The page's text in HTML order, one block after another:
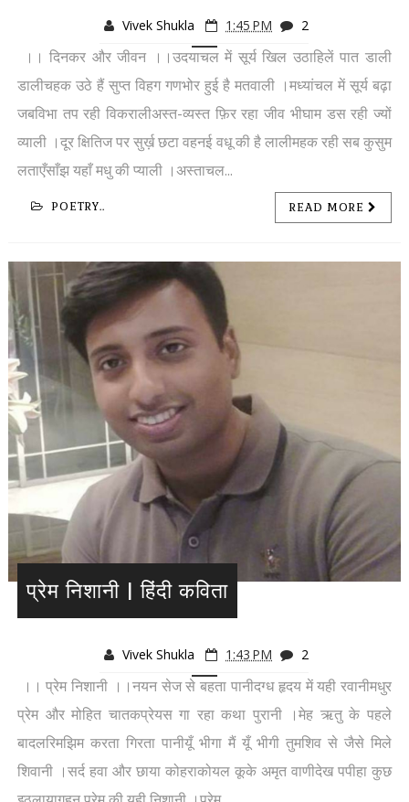
Vivek Shukla 1:45 PM 2
।। दिनकर और जीवन ।।उदयाचल में सूर्य खिल उठाहिलें पात डाली
डालीचहक उठे हैं सुप्त विहग गणभोर हुई है मतवाली ।मध्यांचल में सूर्य बढ़ा
जबविभा तप रही विकरालीअस्त-व्यस्त फ़िर रहा जीव भीघाम डस रही ज्यों
व्याली ।दूर क्षितिज पर सुर्ख़ छटा वहनई वधू की है लालीमहक रही सब कुसुम
लताएँसाँझ यहाँ मधु की प्याली ।अस्ताचल...
POETRY.. READ MORE
प्रेम निशानी | हिंदी कविता
Vivek Shukla 1:43 PM 2
।। प्रेम निशानी ।।नयन सेज से बहता पानीदग्ध हृदय में यही रवानीमधुर
प्रेम और मोहित चातकप्रेयस गा रहा कथा पुरानी ।मेह ऋतु के पहले
बादलरिमझिम करता गिरता पानीयूँ भीगा मैं यूँ भीगी तुमशिव से जैसे मिले
शिवानी ।सर्द हवा और छाया कोहराकोयल कूके अमृत वाणीदेख पपीहा कुछ